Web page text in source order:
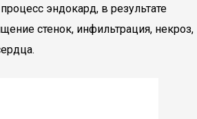
эндокард, в результате
стенок, инфильтрация, некроз,